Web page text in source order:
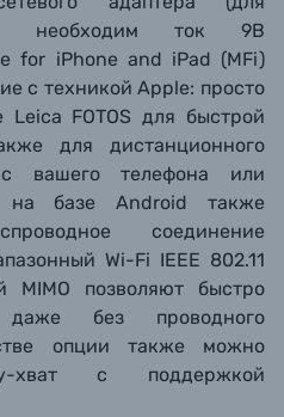
необходим ток 9В
for iPhone and iPad (MFi)
с техникой Apple: просто
Leica FOTOS для быстрой
для дистанционного
вашего телефона или
на базе Android также
соединение
Wi-Fi IEEE 802.11
позволяют быстро
даже без проводного
опции также можно
хват с поддержкой